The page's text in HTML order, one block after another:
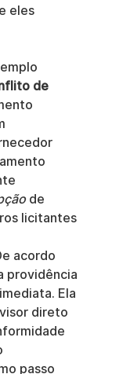
eles
de
de
licitantes
acordo
providência
Ela
direto
passo